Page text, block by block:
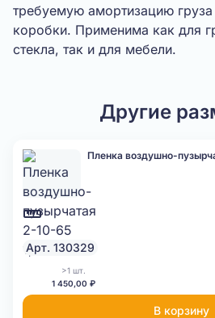
требуемую амортизацию груза
коробки. Применима как для
стекла, так и для мебели.
Другие
Пленка воздушно-
Арт. 130329
>1 шт.
1 450,00 ₽
В корзину